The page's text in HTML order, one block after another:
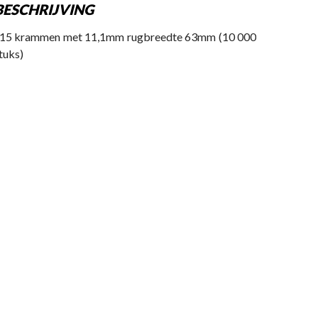
krammen met 11,1mm rugbreedte 63mm (10 000